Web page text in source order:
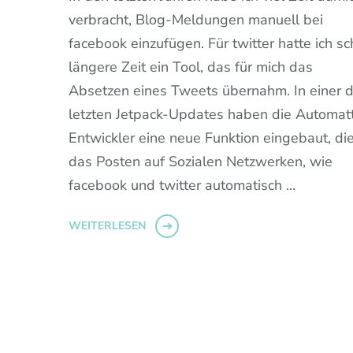
verbracht, Blog-Meldungen manuell bei
facebook einzufügen. Für twitter hatte ich
längere Zeit ein Tool, das für mich das
Absetzen eines Tweets übernahm. In einer
letzten Jetpack-Updates haben die
Entwickler eine neue Funktion eingebaut, die
das Posten auf Sozialen Netzwerken, wie
facebook und twitter automatisch …
WEITERLESEN